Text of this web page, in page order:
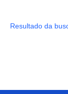
Resultado da